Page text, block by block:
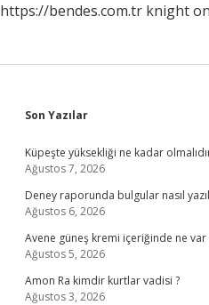
https://bendes.com.tr knight
Sidebar
Son Yazılar
Küpeşte yüksekliği ne kadar
Ağustos 7, 2026
Deney raporunda bulgular nasıl
Ağustos 6, 2026
Avene güneş kremi içeriğinde ne var
Ağustos 5, 2026
Amon Ra kimdir kurtlar vadisi ?
Ağustos 3, 2026